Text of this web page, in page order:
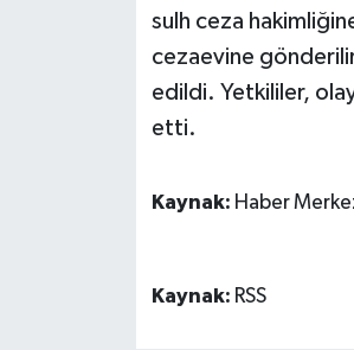
sulh ceza
cezaevine
edildi. Yetkililer,
etti.
Kaynak: Haber
Kaynak: RSS